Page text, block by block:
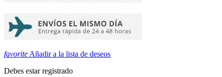
favorite Añadir a la lista de deseos
Debes estar registrado